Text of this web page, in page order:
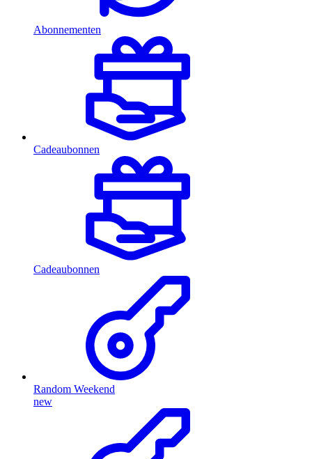
Abonnementen
Cadeaubonnen
Cadeaubonnen
Random Weekend
new